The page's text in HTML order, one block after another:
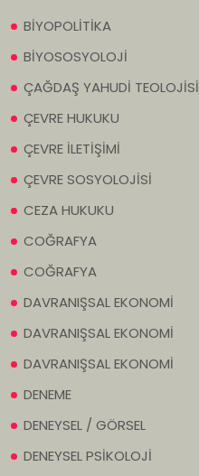
BİYOPOLİTİKA
BİYOSOSYOLOJİ
ÇAĞDAŞ YAHUDİ TEOLOJİSİ
ÇEVRE HUKUKU
ÇEVRE İLETİŞİMİ
ÇEVRE SOSYOLOJİSİ
CEZA HUKUKU
COĞRAFYA
COĞRAFYA
DAVRANIŞSAL EKONOMİ
DAVRANIŞSAL EKONOMİ
DAVRANIŞSAL EKONOMİ
DENEME
DENEYSEL / GÖRSEL
DENEYSEL PSİKOLOJİ